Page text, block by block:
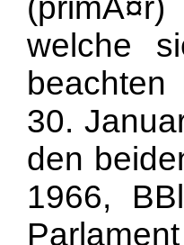
welche
30.
den
1966,